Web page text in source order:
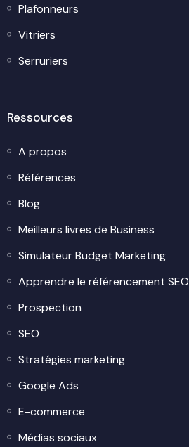
Plafonneurs
Vitriers
Serruriers
Ressources
A propos
Références
Blog
Meilleurs livres de Business
Simulateur Budget Marketing
Apprendre le référencement SEO
Prospection
SEO
Stratégies marketing
Google Ads
E-commerce
Médias sociaux